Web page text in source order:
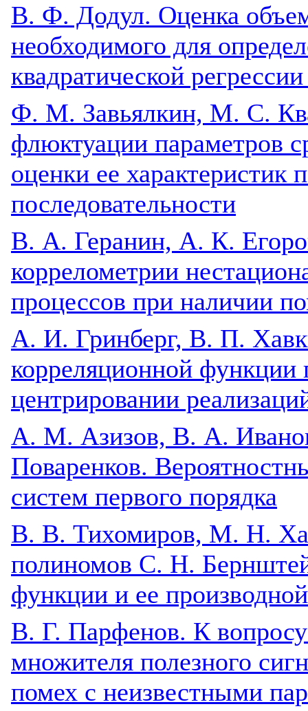
В. Ф. Додул. Оценка
необходимого для
квадратической
Ф. М. Завьялкин, М. С.
флюктуации параметров
оценки ее характеристик
последовательности
В. А. Геранин, А. К.
коррелометрии
процессов при наличии
А. И. Гринберг, В. П.
корреляционной функции
центрировании
A. М. Азизов, В. А.
Поваренков.
систем первого порядка
B. В. Тихомиров, М. Н.
полиномов С. Н.
функции и ее производной
В. Г. Парфенов. К
множителя полезного
помех с неизвестными